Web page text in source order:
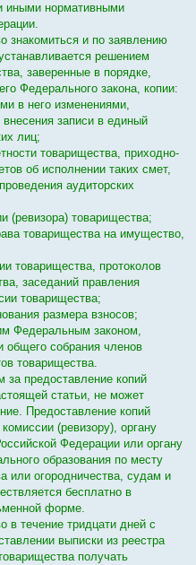
иными нормативными
знакомиться и по заявлению
решением
заверенные в порядке,
Федерального закона, копии:
в него изменениями,
записи в единый
лиц;
товарищества, приходно-
об исполнении таких смет,
аудиторских
(ревизора) товарищества;
товарищества на имущество,
товарищества, протоколов
заседаний правления
товарищества;
размера взносов;
Федеральным законом,
общего собрания членов
товарищества.
предоставление копий
статьи, не может
Предоставление копий
(ревизору), органу
Федерации или органу
образования по месту
или огородничества, судам и
бесплатно в
форме.
течение тридцати дней с
выписки из реестра
получать